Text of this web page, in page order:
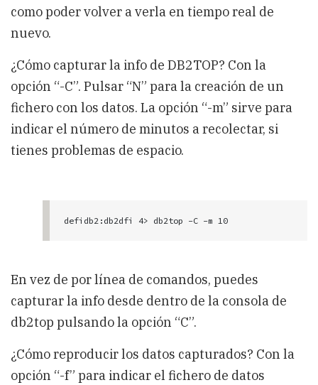
como poder volver a verla en tiempo real de
nuevo.
¿Cómo capturar la info de DB2TOP? Con la
opción “-C”. Pulsar “N” para la creación de un
fichero con los datos. La opción “-m” sirve para
indicar el número de minutos a recolectar, si
tienes problemas de espacio.
defidb2:db2dfi 4> db2top -C -m 10
unlimited, max file growth/hour 100.0M, hit to
cancel...
should I create a named pipe instead of a file
En vez de por línea de comandos, puedes
capturar la info desde dentro de la consola de
db2top pulsando la opción “C”.
¿Cómo reproducir los datos capturados? Con la
opción “-f” para indicar el fichero de datos